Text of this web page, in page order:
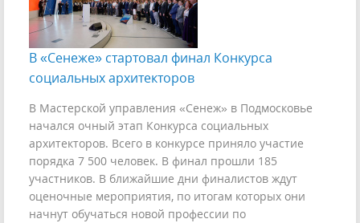
В «Сенеже» стартовал финал Конкурса
социальных архитекторов
В Мастерской управления «Сенеж» в Подмосковье
начался очный этап Конкурса социальных
архитекторов. Всего в конкурсе приняло участие
порядка 7 500 человек. В финал прошли 185
участников. В ближайшие дни финалистов ждут
оценочные мероприятия, по итогам которых они
начнут обучаться новой профессии по